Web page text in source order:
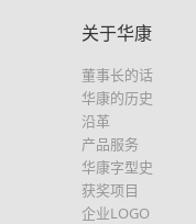
关于华康
董事长的话
华康的历史
沿革
产品服务
华康字型史
获奖项目
企业LOGO